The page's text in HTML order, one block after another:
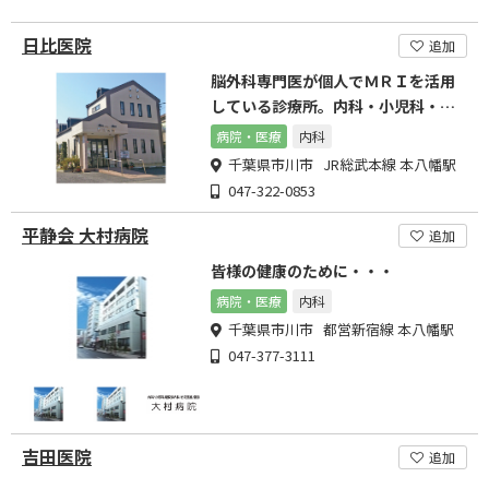
日比医院 追加
脳外科専門医が個人でＭＲＩを活用
している診療所。内科・小児科・神
経内科・脳神経外科
病院・医療 内科
千葉県市川市 JR総武本線 本八幡駅
047-322-0853
平静会 大村病院 追加
皆様の健康のために・・・
病院・医療 内科
千葉県市川市 都営新宿線 本八幡駅
047-377-3111
吉田医院 追加